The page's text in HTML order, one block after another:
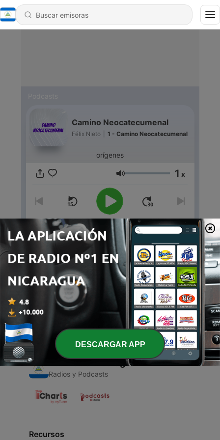
Camino Neocatecumenal
Félix Nieto 1 - Camino Neocatecumenal
orígenes
Volumen 1 x
00:00 00:00
Episodios
1 - Camino Neocatecumenal
14 ago. 2021
Radios de Nicaragua
Radios y Podcasts
Recursos
DESCARGAR APP